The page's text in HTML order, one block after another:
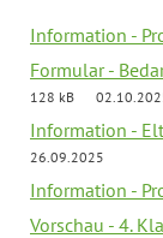
Information -
Formular -
128 kB
Information -
26.09.2025
Information -
Vorschau - 4.